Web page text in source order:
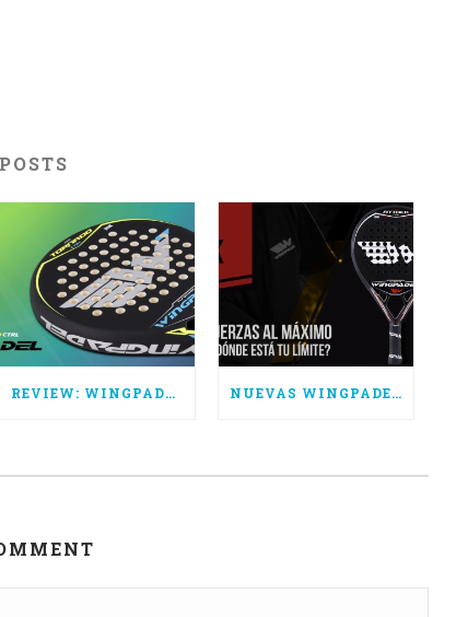
REVIEW: WINGPADEL AIR TORNADO CTRL NUEVAS WINGPADEL AIR ATTACK 3.0, SUPERA TUS LÍMITES